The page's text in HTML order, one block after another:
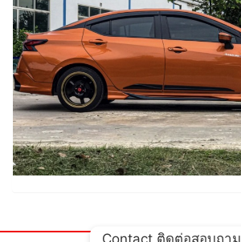
Contact ติดต่อสอบถาม